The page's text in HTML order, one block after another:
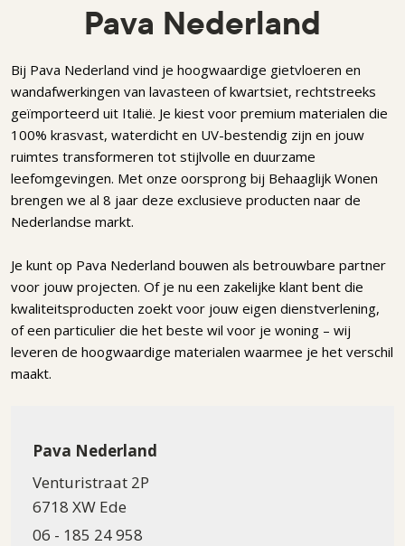
Pava Nederland
Bij Pava Nederland vind je hoogwaardige gietvloeren en
wandafwerkingen van lavasteen of kwartsiet, rechtstreeks
geïmporteerd uit Italië. Je kiest voor premium materialen die
100% krasvast, waterdicht en UV-bestendig zijn en jouw
ruimtes transformeren tot stijlvolle en duurzame
leefomgevingen. Met onze oorsprong bij Behaaglijk Wonen
brengen we al 8 jaar deze exclusieve producten naar de
Nederlandse markt.
Je kunt op Pava Nederland bouwen als betrouwbare partner
voor jouw projecten. Of je nu een zakelijke klant bent die
kwaliteitsproducten zoekt voor jouw eigen dienstverlening,
of een particulier die het beste wil voor je woning – wij
leveren de hoogwaardige materialen waarmee je het verschil
maakt.
Pava Nederland
Venturistraat 2P
6718 XW Ede
06 - 185 24 958